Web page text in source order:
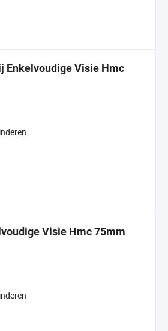
Enkelvoudige Visie Hmc
Visie Hmc 75mm